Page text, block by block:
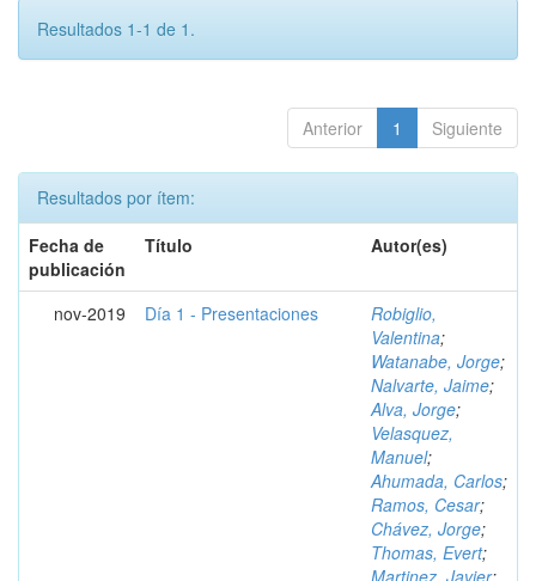
Resultados 1-1 de 1.
Anterior 1 Siguiente
Resultados por ítem:
Fecha de
publicación
Título Autor(es)
nov-2019 Día 1 - Presentaciones
Robiglio,
Valentina;
Watanabe, Jorge;
Nalvarte, Jaime;
Alva, Jorge;
Velasquez,
Manuel;
Ahumada, Carlos;
Ramos, Cesar;
Chávez, Jorge;
Thomas, Evert;
Martinez, Javier;